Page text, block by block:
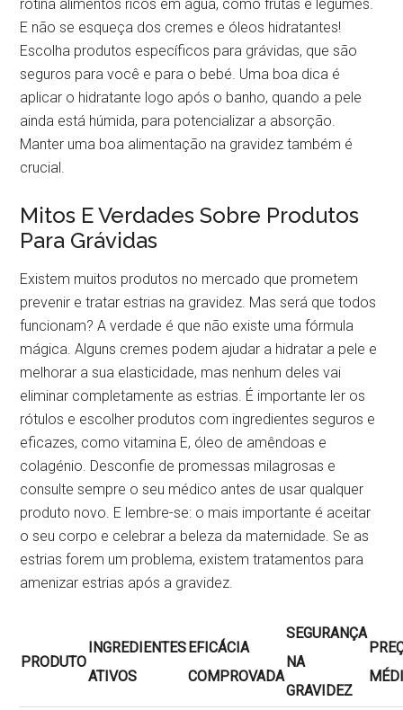
rotina alimentos ricos em água, como frutas e legumes.
E não se esqueça dos cremes e óleos hidratantes!
Escolha produtos específicos para grávidas, que são
seguros para você e para o bebé. Uma boa dica é
aplicar o hidratante logo após o banho, quando a pele
ainda está húmida, para potencializar a absorção.
Manter uma boa alimentação na gravidez também é
crucial.
Mitos E Verdades Sobre Produtos
Para Grávidas
Existem muitos produtos no mercado que prometem
prevenir e tratar estrias na gravidez. Mas será que todos
funcionam? A verdade é que não existe uma fórmula
mágica. Alguns cremes podem ajudar a hidratar a pele e
melhorar a sua elasticidade, mas nenhum deles vai
eliminar completamente as estrias. É importante ler os
rótulos e escolher produtos com ingredientes seguros e
eficazes, como vitamina E, óleo de amêndoas e
colagénio. Desconfie de promessas milagrosas e
consulte sempre o seu médico antes de usar qualquer
produto novo. E lembre-se: o mais importante é aceitar
o seu corpo e celebrar a beleza da maternidade. Se as
estrias forem um problema, existem tratamentos para
amenizar estrias após a gravidez.
PRODUTO
INGREDIENTES
ATIVOS
EFICÁCIA
COMPROVADA
SEGURANÇA
NA
GRAVIDEZ